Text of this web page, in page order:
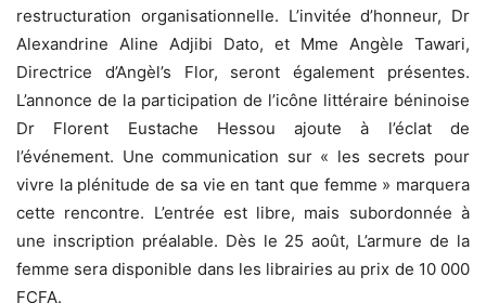
restructuration organisationnelle. L’invitée d’honneur, Dr
Alexandrine Aline Adjibi Dato, et Mme Angèle Tawari,
Directrice d’Angèl’s Flor, seront également présentes.
L’annonce de la participation de l’icône littéraire béninoise
Dr Florent Eustache Hessou ajoute à l’éclat de
l’événement. Une communication sur « les secrets pour
vivre la plénitude de sa vie en tant que femme » marquera
cette rencontre. L’entrée est libre, mais subordonnée à
une inscription préalable. Dès le 25 août, L’armure de la
femme sera disponible dans les librairies au prix de 10 000
FCFA.